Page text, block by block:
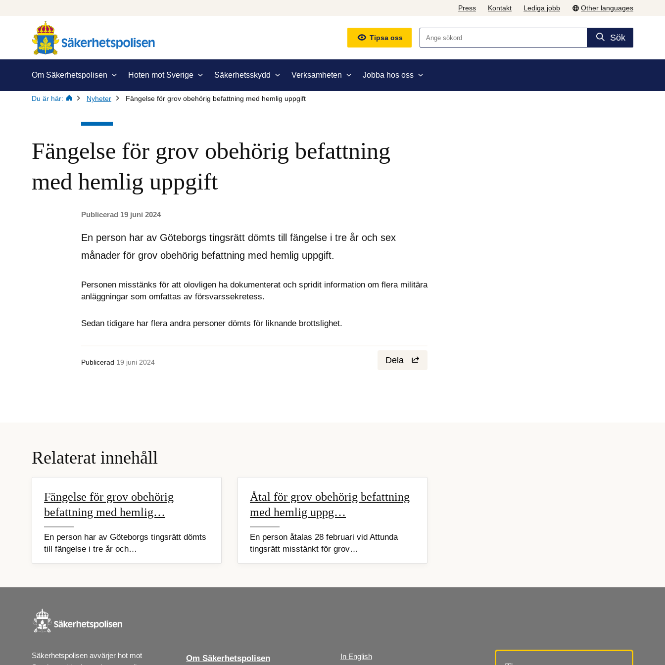
Press Kontakt Lediga jobb Other languages
Tipsa oss Sök
Om Säkerhetspolisen Hoten mot Sverige Säkerhetsskydd Verksamheten Jobba hos oss
Du är här: Nyheter Fängelse för grov obehörig befattning med hemlig uppgift
Fängelse för grov obehörig befattning
med hemlig uppgift
Publicerad 19 juni 2024
En person har av Göteborgs tingsrätt dömts till fängelse i tre år och sex
månader för grov obehörig befattning med hemlig uppgift.
Personen misstänks för att olovligen ha dokumenterat och spridit information om flera militära
anläggningar som omfattas av försvarssekretess.
Sedan tidigare har flera andra personer dömts för liknande brottslighet.
Publicerad 19 juni 2024 Dela
Relaterat innehåll
Fängelse för grov obehörig
befattning med hemlig…
En person har av Göteborgs tingsrätt dömts
till fängelse i tre år och…
Åtal för grov obehörig befattning
med hemlig uppg…
En person åtalas 28 februari vid Attunda
tingsrätt misstänkt för grov…
Säkerhetspolisen avvärjer hot mot
Om Säkerhetspolisen In English